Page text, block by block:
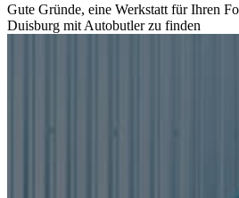
Gute Gründe, eine Werkstatt für Ihren
Duisburg mit Autobutler zu finden